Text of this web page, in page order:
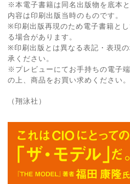
※本電子書籍は同名出版物を底本
内容は印刷出版当時のものです。
※印刷出版再現のため電子書籍と
る場合があります。
※印刷出版とは異なる表記・表現
承ください。
※プレビューにてお手持ちの電子
の上、商品をお買い求めください。
（翔泳社）